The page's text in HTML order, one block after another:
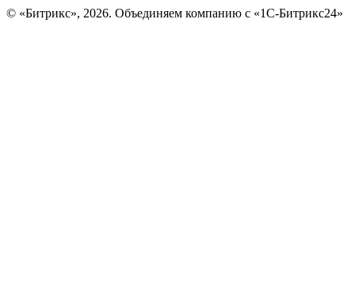
© «Битрикс», 2026. Объединяем компанию с «1С-Битрикс24»